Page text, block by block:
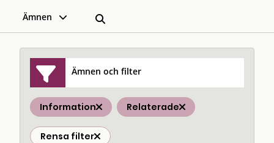
Ämnen
Ämnen och filter
Information Relaterade
Rensa filter